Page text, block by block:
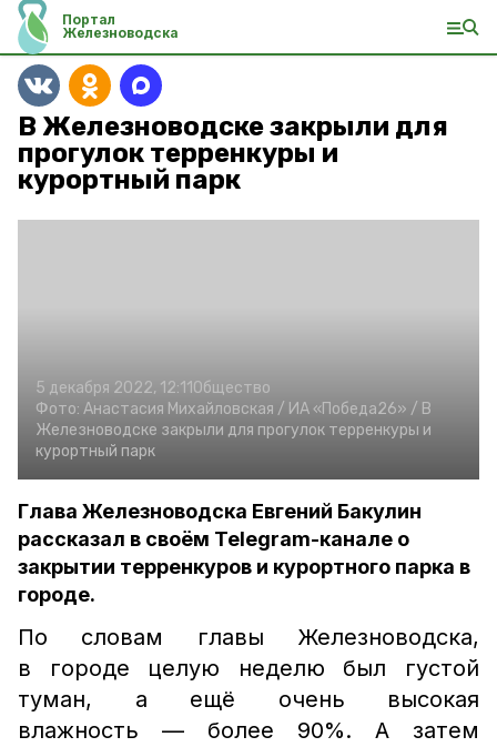
Портал
Железноводска
В Железноводске закрыли для
прогулок терренкуры и
курортный парк
5 декабря 2022, 12:11Общество
Фото: Анастасия Михайловская / ИА «Победа26» / В
Железноводске закрыли для прогулок терренкуры и
курортный парк
Глава Железноводска Евгений Бакулин
рассказал в своём Telegram-канале о
закрытии терренкуров и курортного парка в
городе.
По словам главы Железноводска,
в городе целую неделю был густой
туман, а ещё очень высокая
влажность — более 90%. А затем